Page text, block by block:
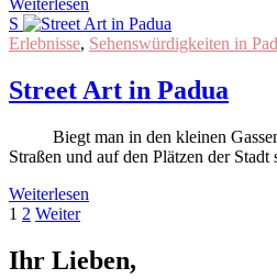
Weiterlesen
S
Erlebnisse, Sehenswürdigkeiten in
Street Art in Padua
Biegt man in den kleinen Gassen
Straßen und auf den Plätzen der
Weiterlesen
Beitragsnavigation
Seite
1 Seite
2 Weiter
Ihr Lieben,